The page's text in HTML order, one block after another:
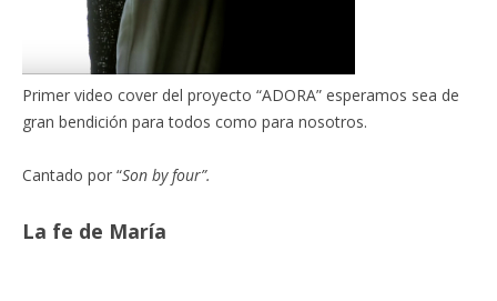
Primer video cover del proyecto “ADORA” esperamos sea de
gran bendición para todos como para nosotros.
Cantado por “Son by four”.
La fe de María